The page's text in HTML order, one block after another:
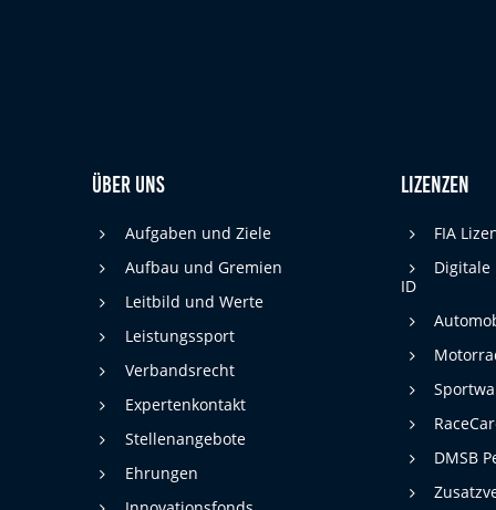
Über uns
Aufgaben und Ziele
Aufbau und Gremien
Leitbild und Werte
Leistungssport
Verbandsrecht
Expertenkontakt
Stellenangebote
Ehrungen
Lizenzen
FIA
Digitale
ID
DMSB